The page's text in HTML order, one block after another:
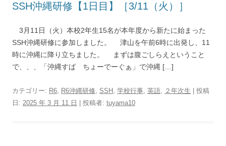
SSH沖縄研修【1日目】［3/11（火）］
3月11日（火）本校2年生15名が本年度から新たに始まった
SSH沖縄研修に参加しました。 津山を午前6時に出発し、11
時に沖縄に降り立ちました。 まずは腹ごしらえということ
で、、、「沖縄すば ちょーでーぐぁ」で沖縄 […]
カテゴリー: R6, R6沖縄研修, SSH , 学校行事, 英語, ２年次生 | 投稿
日: 2025 年 3 月 11 日 投稿者: tuyama10